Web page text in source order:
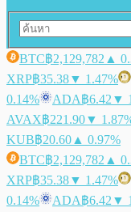
BTC฿2,129,782 ▲
XRP฿35.38▼ 1.47%
0.14%
ADA฿6.42 ▼
AVAX฿221.90▼
KUB฿20.60 ▲ 0.97%
BTC฿2,129,782 ▲
XRP฿35.38▼ 1.47%
0.14%
ADA฿6.42 ▼